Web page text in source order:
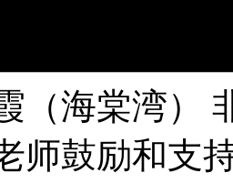
（海棠湾）
师鼓励和支